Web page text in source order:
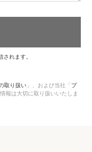
されます。
取り扱い 」、 および当社「 プ
報は大切に取り扱いいたしま